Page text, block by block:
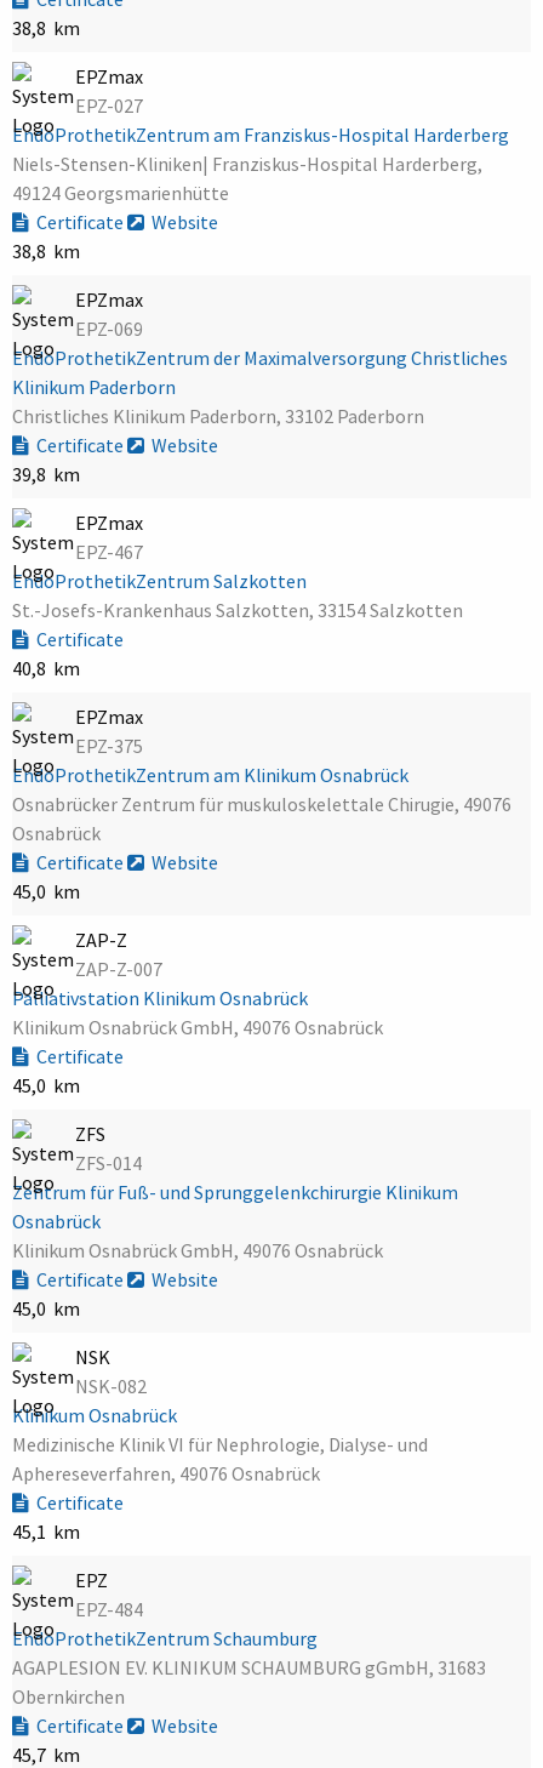
38,8 km
EPZmax
EPZ-027
EndoProthetikZentrum am Franziskus-Hospital Harderberg
Niels-Stensen-Kliniken| Franziskus-Hospital Harderberg,
49124 Georgsmarienhütte
Certificate
Website
38,8 km
EPZmax
EPZ-069
EndoProthetikZentrum der Maximalversorgung Christliches
Klinikum Paderborn
Christliches Klinikum Paderborn, 33102 Paderborn
Certificate
Website
39,8 km
EPZmax
EPZ-467
EndoProthetikZentrum Salzkotten
St.-Josefs-Krankenhaus Salzkotten, 33154 Salzkotten
Certificate
40,8 km
EPZmax
EPZ-375
EndoProthetikZentrum am Klinikum Osnabrück
Osnabrücker Zentrum für muskuloskelettale Chirugie, 49076
Osnabrück
Certificate
Website
45,0 km
ZAP-Z
ZAP-Z-007
Palliativstation Klinikum Osnabrück
Klinikum Osnabrück GmbH, 49076 Osnabrück
Certificate
45,0 km
ZFS
ZFS-014
Zentrum für Fuß- und Sprunggelenkchirurgie Klinikum
Osnabrück
Klinikum Osnabrück GmbH, 49076 Osnabrück
Certificate
Website
45,0 km
NSK
NSK-082
Klinikum Osnabrück
Medizinische Klinik VI für Nephrologie, Dialyse- und
Aphereseverfahren, 49076 Osnabrück
Certificate
45,1 km
EPZ
EPZ-484
EndoProthetikZentrum Schaumburg
AGAPLESION EV. KLINIKUM SCHAUMBURG gGmbH, 31683
Obernkirchen
Certificate
Website
45,7 km